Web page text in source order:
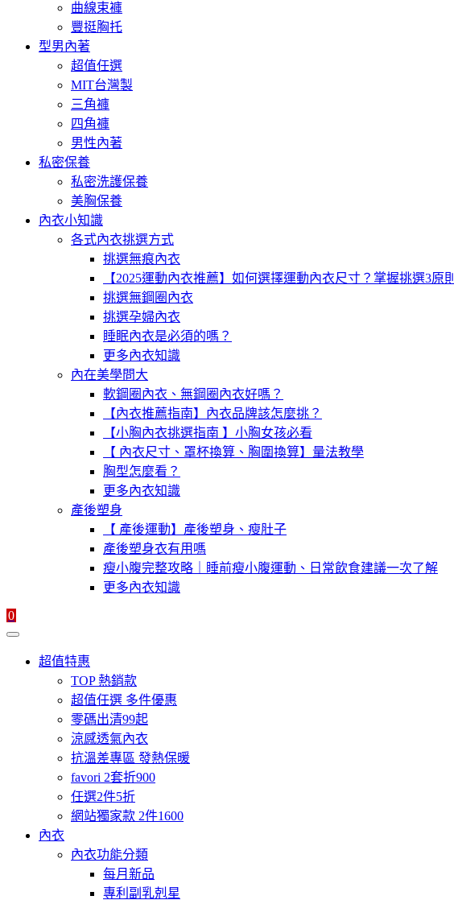
曲線束褲
豐挺胸托
型男內著
超值任選
MIT台灣製
三角褲
四角褲
男性內著
私密保養
私密洗護保養
美胸保養
內衣小知識
各式內衣挑選方式
挑選無痕內衣
【2025運動內衣推薦】如何選擇運動內衣尺寸？掌握挑選3原則
挑選無鋼圈內衣
挑選孕婦內衣
睡眠內衣是必須的嗎？
更多內衣知識
內在美學問大
軟鋼圈內衣、無鋼圈內衣好嗎？
【內衣推薦指南】內衣品牌該怎麼挑？
【小胸內衣挑選指南 】小胸女孩必看
【 內衣尺寸、罩杯換算、胸圍換算】量法教學
胸型怎麼看？
更多內衣知識
產後塑身
【 產後運動】產後塑身、瘦肚子
產後塑身衣有用嗎
瘦小腹完整攻略｜睡前瘦小腹運動、日常飲食建議一次了解
更多內衣知識
0
超值特惠
TOP 熱銷款
超值任選 多件優惠
零碼出清99起
涼感透氣內衣
抗溫差專區 發熱保暖
favori 2套折900
任選2件5折
網站獨家款 2件1600
內衣
內衣功能分類
每月新品
專利副乳剋星